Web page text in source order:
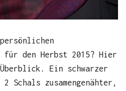
den Herbst 2015? Hier
Ein schwarzer
zusamengenähter,